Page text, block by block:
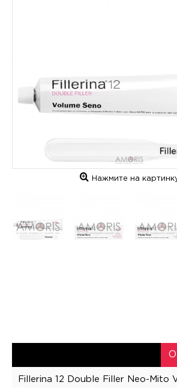
Нажмите на
Fillerina 12 Double Filler Neo-Mito